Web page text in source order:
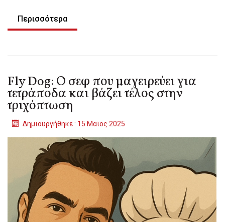
Περισσότερα
Fly Dog: Ο σεφ που μαγειρεύει για
τετράποδα και βάζει τέλος στην
τριχόπτωση
Δημιουργήθηκε : 15 Μαϊος 2025